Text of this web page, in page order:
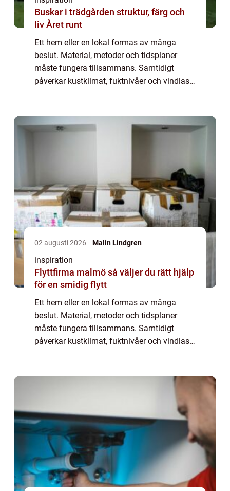
Buskar i trädgården struktur, färg och
liv Året runt
Ett hem eller en lokal formas av många
beslut. Material, metoder och tidsplaner
måste fungera tillsammans. Samtidigt
påverkar kustklimat, fuktnivåer och vindlast
02 augusti 2026 Malin Lindgren
inspiration
Flyttfirma malmö så väljer du rätt hjälp
för en smidig flytt
Ett hem eller en lokal formas av många
beslut. Material, metoder och tidsplaner
måste fungera tillsammans. Samtidigt
påverkar kustklimat, fuktnivåer och vindlast